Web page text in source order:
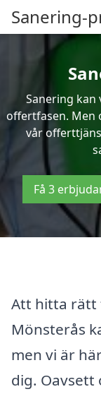
Sanering-
Sanering kan
offertfasen. Men
vår
Få 3
Att hitta rätt
Mönsterås
men vi är
dig. Oavsett